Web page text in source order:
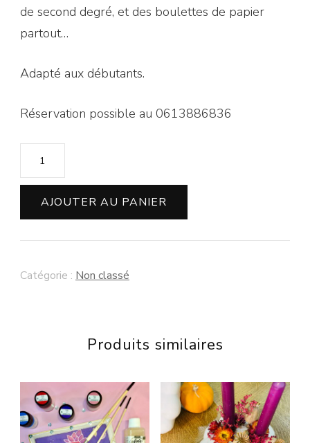
de second degré, et des boulettes de papier
partout…
Adapté aux débutants.
Réservation possible au 0613886836
quantité
de
Atelier
collage
créatif
Vendredi
AJOUTER AU PANIER
Catégorie : Non classé
Produits similaires